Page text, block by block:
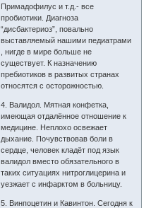
Примадофилус и т.д.- все
пробиотики. Диагноза
“дисбактериоз”, повально
выставляемый нашими педиатрами
, нигде в мире больше не
существует. К назначению
пребиотиков в развитых странах
относятся с осторожностью.
4. Валидол. Мятная конфетка,
имеющая отдалённое отношение к
медицине. Неплохо освежает
дыхание. Почувствовав боли в
сердце, человек кладёт под язык
валидол вместо обязательного в
таких ситуациях нитроглицерина и
уезжает с инфарктом в больницу.
5. Винпоцетин и Кaвинтон. Сегодня к